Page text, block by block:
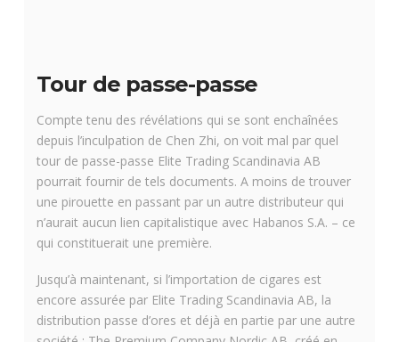
Tour de passe-passe
Compte tenu des révélations qui se sont enchaînées
depuis l’inculpation de Chen Zhi, on voit mal par quel
tour de passe-passe Elite Trading Scandinavia AB
pourrait fournir de tels documents. A moins de trouver
une pirouette en passant par un autre distributeur qui
n’aurait aucun lien capitalistique avec Habanos S.A. – ce
qui constituerait une première.
Jusqu’à maintenant, si l’importation de cigares est
encore assurée par Elite Trading Scandinavia AB, la
distribution passe d’ores et déjà en partie par une autre